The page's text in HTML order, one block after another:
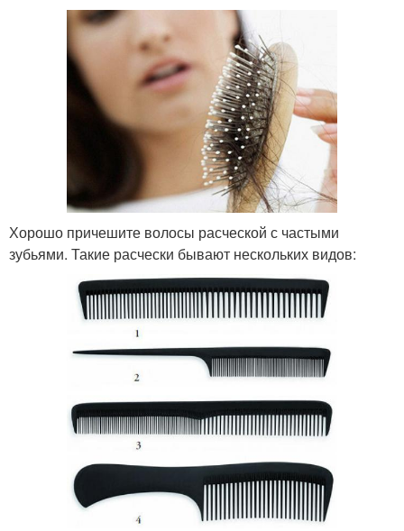
Хорошо причешите волосы расческой с частыми
зубьями. Такие расчески бывают нескольких видов: